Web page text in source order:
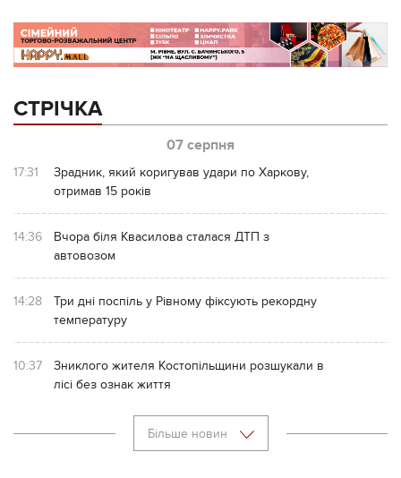
СТРІЧКА
07 серпня
17:31
Зрадник, який коригував удари по Харкову,
отримав 15 років
14:36
Вчора біля Квасилова сталася ДТП з
автовозом
14:28
Три дні поспіль у Рівному фіксують рекордну
температуру
10:37
Зниклого жителя Костопільщини розшукали в
лісі без ознак життя
Більше новин